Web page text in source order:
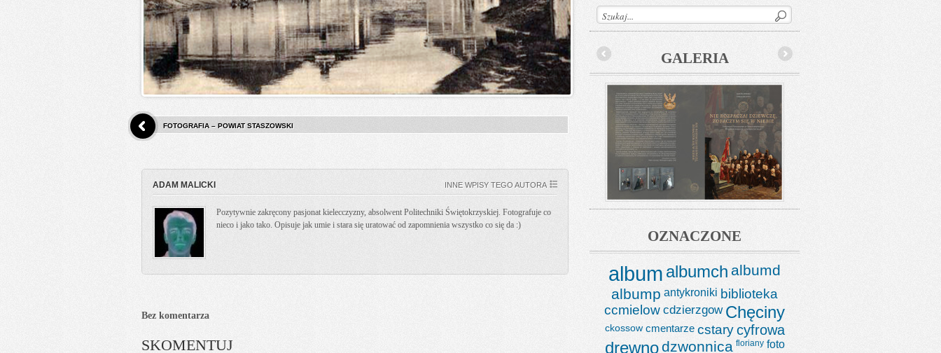
FOTOGRAFIA – POWIAT STASZOWSKI
ADAM MALICKI INNE WPISY TEGO AUTORA
Pozytywnie zakręcony pasjonat kielecczyzny, absolwent Politechniki Świętokrzyskiej. Fotografuje co
nieco i jako tako. Opisuje jak umie i stara się uratować od zapomnienia wszystko co się da :)
Bez komentarza
SKOMENTUJ
GALERIA
OZNACZONE
album albumch albumd
albump antykroniki biblioteka
ccmielow cdzierzgow Chęciny
ckossow cmentarze cstary cyfrowa
drewnodzwonnica floriany foto